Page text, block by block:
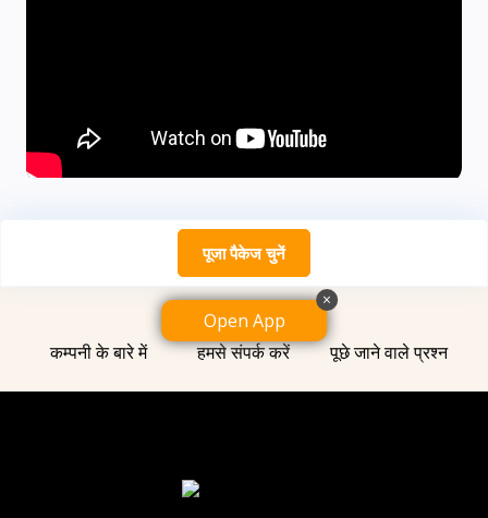
पूजा पैकेज चुनें
कम्पनी के बारे में हमसे संपर्क करें पूछे जाने वाले प्रश्न
Open App
×